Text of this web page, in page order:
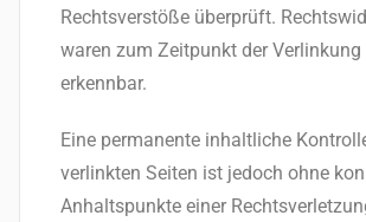
Rechtsverstöße überprüft.
waren zum Zeitpunkt der
erkennbar.
Eine permanente inhaltliche
verlinkten Seiten ist jedoch ohne
Anhaltspunkte einer